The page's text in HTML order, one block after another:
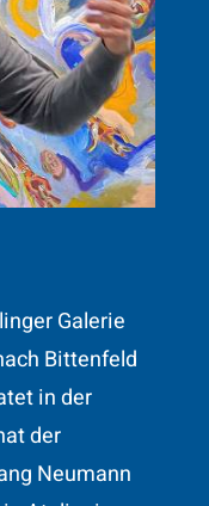
Galerie
Bittenfeld
in der
der
Neumann